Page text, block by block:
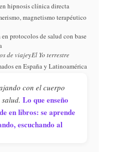
hipnosis clínica directa
magnetismo terapéutico
protocolos de salud con base
de viajeyEl Yo terrestre
en España y Latinoamérica
con el cuerpo
Lo que enseño
en libros: se aprende
escuchando al